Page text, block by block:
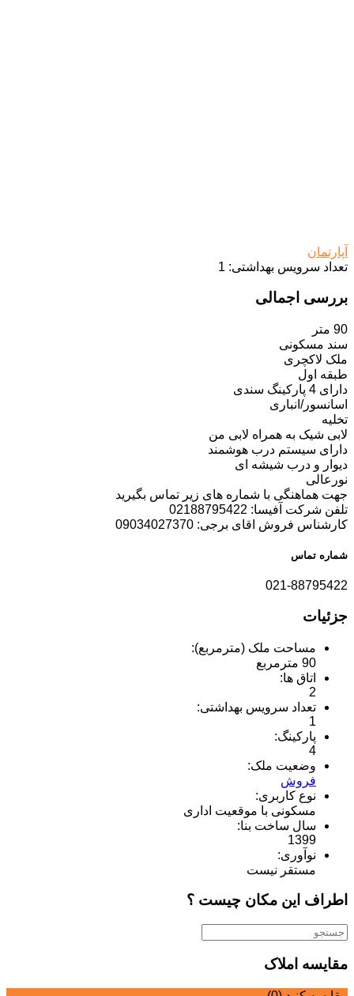
آپارتمان
تعداد سرویس بهداشتی: 1
بررسی اجمالی
90 متر
سند مسکونی
ملک لاکچری
طبقه اول
دارای 4 پارکینگ سندی
اسانسور/انباری
تخلیه
لابی شیک به همراه لابی من
دارای سیستم درب هوشمند
دیوار و درب شیشه ای
نورعالی
جهت هماهنگی با شماره های زیر تماس بگیرید
تلفن شرکت آفیسا: 02188795422
کارشناس فروش اقای برجی: 09034027370
شماره تماس
021-88795422
جزئیات
مساحت ملک (مترمربع):
90 مترمربع
اتاق ها:
2
تعداد سرویس بهداشتی:
1
پارکینگ:
4
وضعیت ملک:
فروش
نوع کاربری:
مسکونی با موقعیت اداری
سال ساخت بنا:
1399
نوآوری:
مستقر نیست
اطراف این مکان چیست ؟
مقایسه املاک